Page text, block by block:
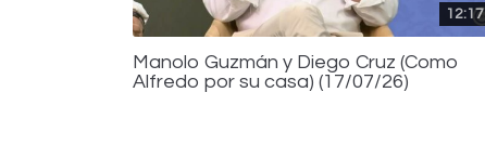
12:17
Manolo Guzmán y Diego Cruz (Como
Alfredo por su casa) (17/07/26)